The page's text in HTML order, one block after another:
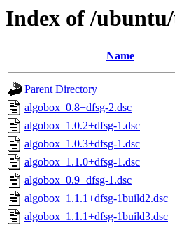
Index of /
Name
Parent Directory
algobox_0.8+dfsg-2.dsc
algobox_1.0.2+dfsg-1.dsc
algobox_1.0.3+dfsg-1.dsc
algobox_1.1.0+dfsg-1.dsc
algobox_0.9+dfsg-1.dsc
algobox_1.1.1+dfsg-1build2.dsc
algobox_1.1.1+dfsg-1build3.dsc